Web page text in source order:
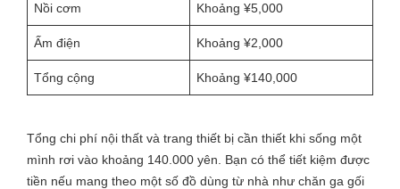
Nồi cơm Khoảng ¥5,000
Ấm điện Khoảng ¥2,000
Tổng cộng Khoảng ¥140,000
Tổng chi phí nội thất và trang thiết bị cần thiết khi sống một
mình rơi vào khoảng 140.000 yên. Bạn có thể tiết kiệm được
tiền nếu mang theo một số đồ dùng từ nhà như chăn ga gối